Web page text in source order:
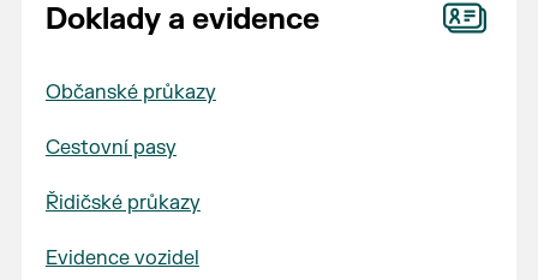
Doklady a evidence
Občanské průkazy
Cestovní pasy
Řidičské průkazy
Evidence vozidel